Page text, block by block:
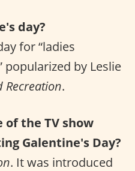
day?
for “ladies
popularized by Leslie
Recreation.
of the TV show
Galentine's Day?
. It was introduced